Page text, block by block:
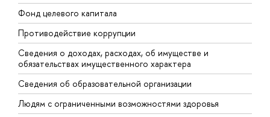
Фонд целевого капитала
Противодействие коррупции
Сведения о доходах, расходах, об имуществе и
обязательствах имущественного характера
Сведения об образовательной организации
Людям с ограниченными возможностями здоровья